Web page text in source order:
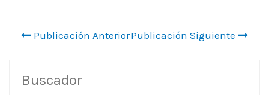
Publicación AnteriorPublicación Siguiente
Buscador